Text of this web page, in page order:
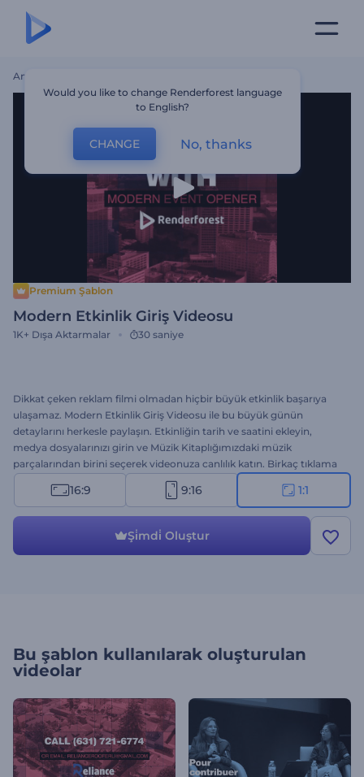
Ana Sayfa
Premium Şablon
Modern Etkinlik Giriş Videosu
1K+ Dışa Aktarmalar 30 saniye
Dikkat çeken reklam filmi olmadan hiçbir büyük etkinlik başarıya
ulaşamaz. Modern Etkinlik Giriş Videosu ile bu büyük günün
detaylarını herkesle paylaşın. Etkinliğin tarih ve saatini ekleyin,
medya dosyalarınızı girin ve Müzik Kitaplığımızdaki müzik
parçalarından birini seçerek videonuza canlılık katın. Birkaç tıklama
ile profesyonel bir video oluşturun ve hedef kitlenizle paylaşın.
Etkinlik tanıtımları, konferans duyuruları, iş etkinliği tanıtım filmleri
16:9 9:16 1:1
Şi̇mdi̇ Oluştur
Bu şablon kullanılarak oluşturulan
videolar
Would you like to change Renderforest language
to English?
CHANGE No, thanks